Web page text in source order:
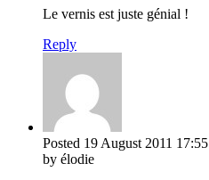
Le vernis est juste génial !
Reply
Posted 19 August 2011 17:55
by élodie